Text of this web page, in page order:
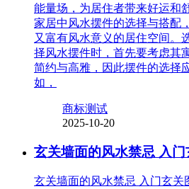
能量场，为居住者带来好运和
家居中风水摆件的选择与搭配
又富有风水意义的居住空间。
择风水摆件时，首先要考虑其
简约与高雅，因此摆件的选择
如，
商标测试
2025-10-20
玄关墙面的风水禁忌 入
玄关墙面的风水禁忌 入门玄关